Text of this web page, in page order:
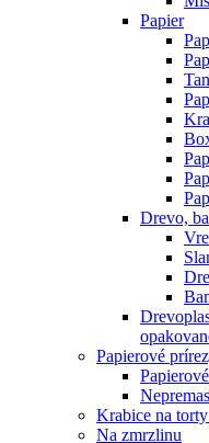
Papier
Drevo,
Papierové
Krabice na
Na zmrzlinu